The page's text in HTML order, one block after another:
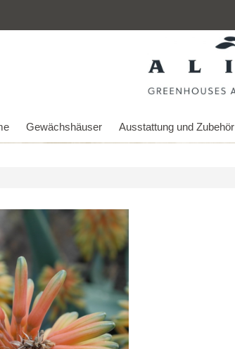
Gewächshäuser Ausstattung und Zubehör